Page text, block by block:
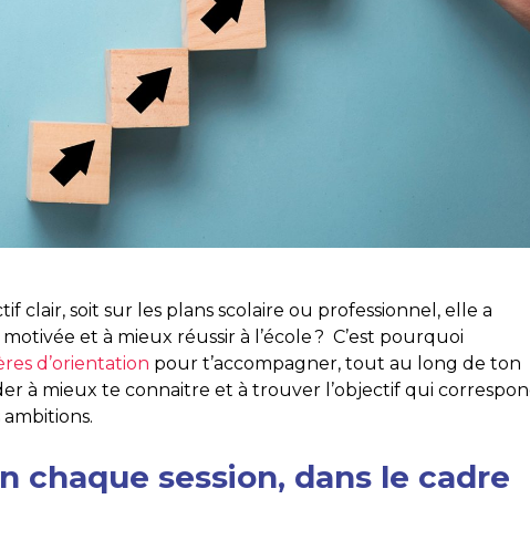
clair, soit sur les plans scolaire ou professionnel, elle a
et à mieux réussir à l’école ? C’est pourquoi
d’orientation pour t’accompagner, tout au long de ton
à mieux te connaitre et à trouver l’objectif qui
chaque session, dans le cadre